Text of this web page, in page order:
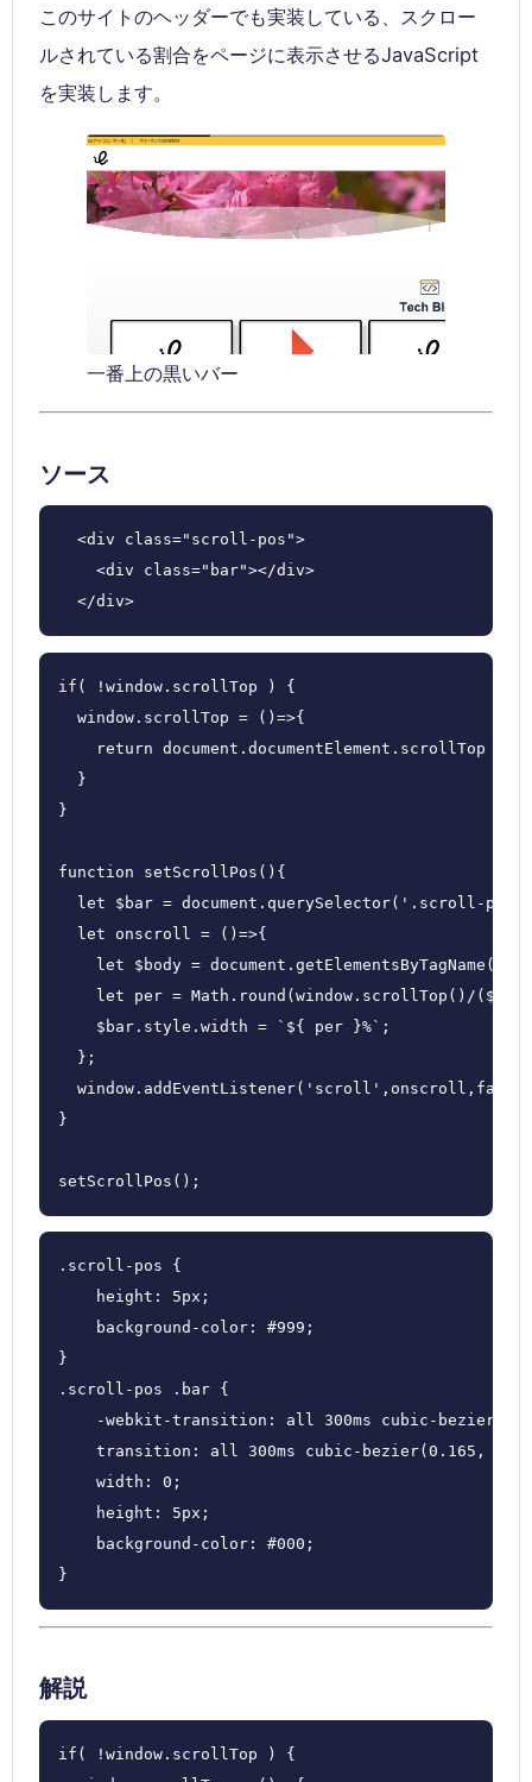
このサイトのヘッダーでも実装している、スクロー
ルされている割合をページに表示させるJavaScript
を実装します。
一番上の黒いバー
ソース
  <div class="scroll-pos">
    <div class="bar"></div>
  </div>
if( !window.scrollTop ) {
  window.scrollTop = ()=>{
return document.documentElement.scrollTop ||
  }
}
function setScrollPos(){
let $bar = document.querySelector('.scroll-pos
  let onscroll = ()=>{
let $body =
let per = Math.round(window.scrollTop()/
    $bar.style.width = `${ per }%`;
  };
}
setScrollPos();
.scroll-pos {
    height: 5px;
    background-color: #999;
}
.scroll-pos .bar {
-webkit-transition: all 300ms cubic-
transition: all 300ms cubic-bezier(0.165,
    width: 0;
    height: 5px;
    background-color: #000;
}
解説
if( !window.scrollTop ) {